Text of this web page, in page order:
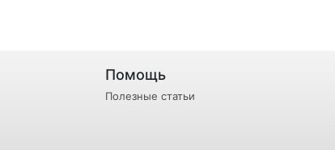
Помощь
Полезные статьи